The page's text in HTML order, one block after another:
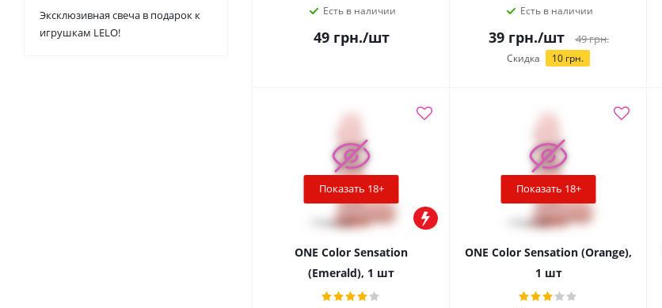
Есть в наличии
49грн./шт
Есть в наличии
39грн./шт 49грн.
Скидка 10 грн.
Показать 18+
ONE Color Sensation
(Emerald), 1 шт
Показать 18+
ONE Color Sensation (Orange),
1 шт
Эксклюзивная свеча в подарок к
игрушкам LELO!